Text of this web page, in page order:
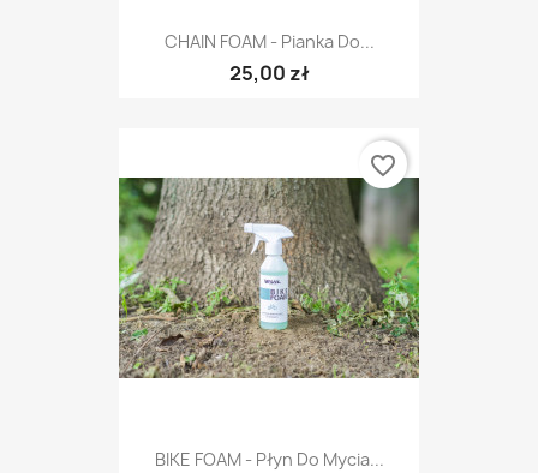
CHAIN FOAM - Pianka Do...
25,00 zł
BIKE FOAM - Płyn Do Mycia...
favorite_border